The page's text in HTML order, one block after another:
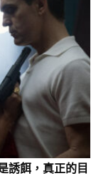
誘餌，真正的目